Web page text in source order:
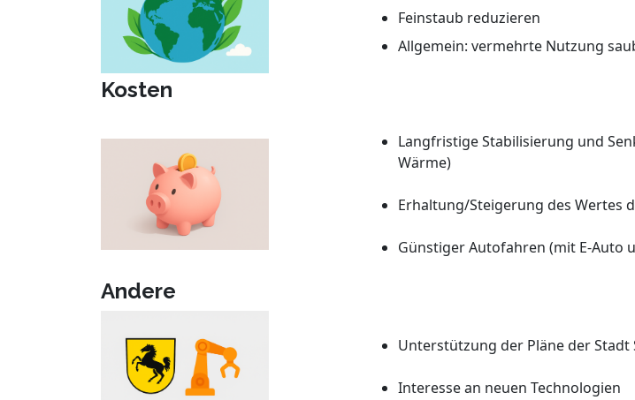
Feinstaub reduzieren
Allgemein: vermehrte Nutzung
Kosten
Langfristige Stabilisierung und
Wärme)
Erhaltung/Steigerung des Wertes
Günstiger Autofahren (mit E-Auto
Andere
Unterstützung der Pläne der
Interesse an neuen Technologien